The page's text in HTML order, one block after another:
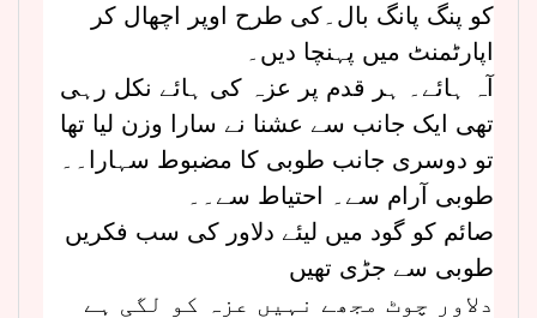
کو پنگ پانگ بال۔کی طرح اوپر اچھال کر
اپارٹمنٹ میں پہنچا دیں۔
آہ ہائے۔ ہر قدم پر عزہ کی ہائے نکل رہی
تھی ایک جانب سے عشنا نے سارا وزن لیا تھا
تو دوسری جانب طوبی کا مضبوط سہارا۔۔
طوبی آرام سے۔ احتیاط سے۔۔
صائم کو گود میں لیئے دلاور کی سب فکریں
طوبی سے جڑی تھیں
دلاور چوٹ مجھے نہیں عزہ کو لگی ہے